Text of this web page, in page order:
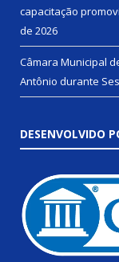
capacitação
de 2026
Câmara Municipal
Antônio durante
DESENVOLVIDO